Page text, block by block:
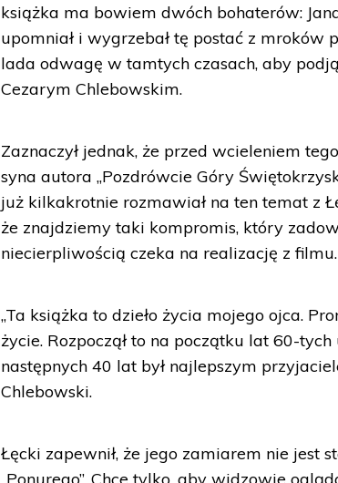
książka ma bowiem dwóch bohaterów:
upomniał i wygrzebał tę postać z mroków
lada odwagę w tamtych czasach, aby
Cezarym Chlebowskim.
Zaznaczył jednak, że przed wcieleniem
syna autora „Pozdrówcie Góry
już kilkakrotnie rozmawiał na ten temat z
że znajdziemy taki kompromis, który
niecierpliwością czeka na realizację z filmu.
„Ta książka to dzieło życia mojego ojca.
życie. Rozpoczął to na początku lat 60-
następnych 40 lat był najlepszym
Chlebowski.
Łęcki zapewnił, że jego zamiarem nie jest